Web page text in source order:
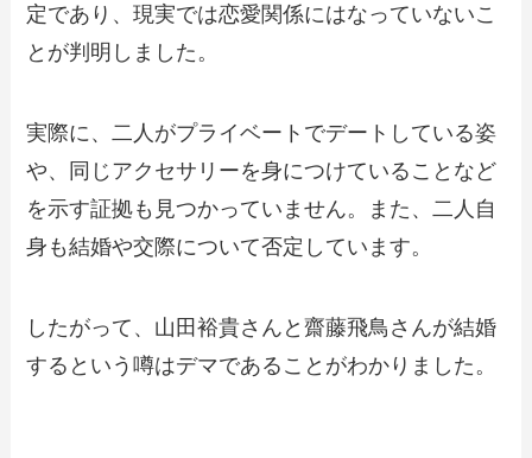
定であり、現実では恋愛関係にはなっていないこ
とが判明しました。
実際に、二人がプライベートでデートしている姿
や、同じアクセサリーを身につけていることなど
を示す証拠も見つかっていません。また、二人自
身も結婚や交際について否定しています。
したがって、山田裕貴さんと齋藤飛鳥さんが結婚
するという噂はデマであることがわかりました。